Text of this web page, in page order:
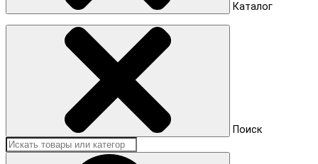
Каталог
Поиск